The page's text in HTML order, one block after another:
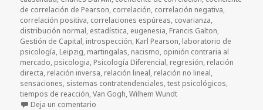
de correlación de Pearson, correlación, correlación negativa,
correlación positiva, correlaciones espúreas, covarianza,
distribución normal, estadística, eugenesia, Francis Galton,
Gestión de Capital, introspección, Karl Pearson, laboratorio de
psicología, Leipzig, martingalas, nacismo, opinión contraria al
mercado, psicologia, Psicología Diferencial, regresión, relación
directa, relación inversa, relación lineal, relación no lineal,
sensaciones, sistemas contratendenciales,test psicológicos,
tiempos de reacción,Van Gogh,Wilhem Wundt
Deja un comentario